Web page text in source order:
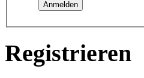
Registrieren